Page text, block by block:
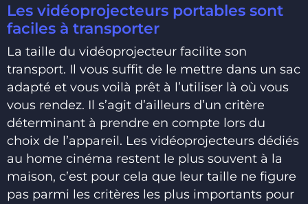
Les vidéoprojecteurs portables sont
faciles à transporter
La taille du vidéoprojecteur facilite son
transport. Il vous suffit de le mettre dans un sac
adapté et vous voilà prêt à l’utiliser là où vous
vous rendez. Il s’agit d’ailleurs d’un critère
déterminant à prendre en compte lors du
choix de l’appareil. Les vidéoprojecteurs dédiés
au home cinéma restent le plus souvent à la
maison, c’est pour cela que leur taille ne figure
pas parmi les critères les plus importants pour